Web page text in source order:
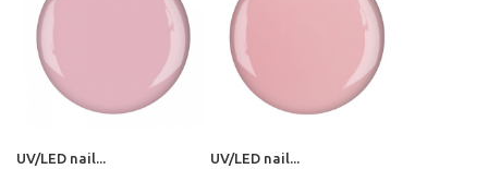
UV/LED nail... UV/LED nail...